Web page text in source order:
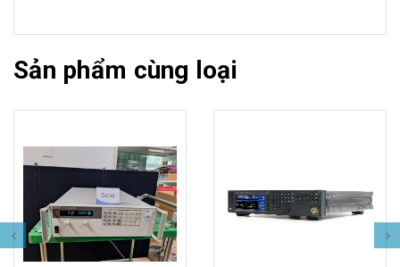
Sản phẩm cùng loại